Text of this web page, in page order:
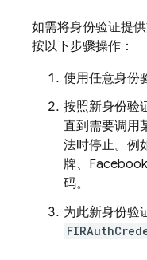
如需将身份验证提
按以下步骤操作：
使用任意身份
按照新身份验
直到需要调用
法时停止。例
牌、
码。
为此新身份验